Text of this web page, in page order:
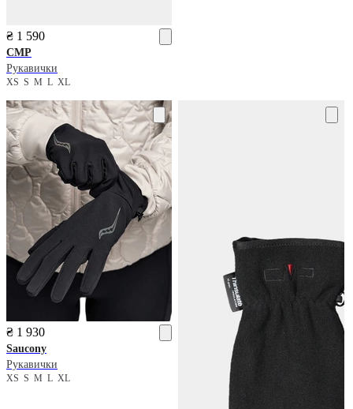
₴ 1 590
CMP
Рукавички
XS S M L XL
₴ 1 930
Saucony
Рукавички
XS S M L XL